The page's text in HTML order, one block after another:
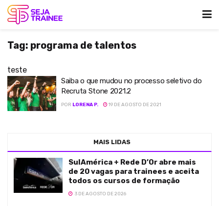
Tag: programa de talentos
teste
Saiba o que mudou no processo seletivo do
Recruta Stone 2021.2
POR LORENA P. 19 DE AGOSTO DE 2021
MAIS LIDAS
SulAmérica + Rede D’Or abre mais
de 20 vagas para trainees e aceita
todos os cursos de formação
3 DE AGOSTO DE 2026